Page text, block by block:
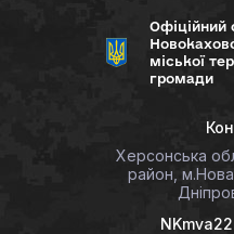
Офіційний
міської
громади
Херсонська
район,